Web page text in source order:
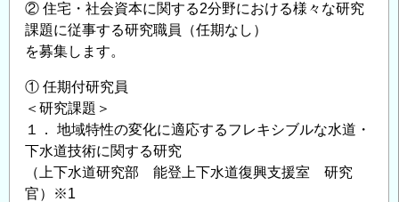
た
に
募
集
し
す
～
任
② 住宅・社会資本に関する2分野における様々な研究
課題に従事する研究職員（任期なし）
を募集します。
① 任期付研究員
＜研究課題＞
１． 地域特性の変化に適応するフレキシブルな水道・
下水道技術に関する研究
（上下水道研究部 能登上下水道復興支援室 研究
官）※1